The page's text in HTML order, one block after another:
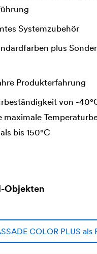
Systemzubehör
plus
Produkterfahrung
von -
maximale
bis 150°C
Objekten
COLOR PLUS als